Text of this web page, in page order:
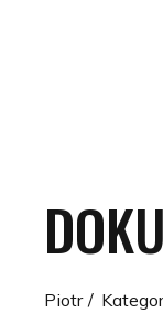
Piotr